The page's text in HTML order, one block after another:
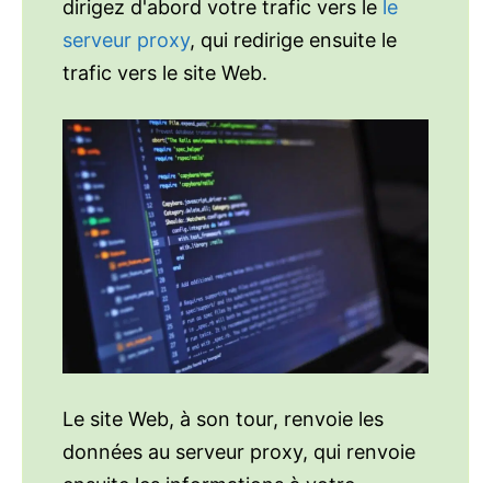
dirigez d'abord votre trafic vers le le
serveur proxy, qui redirige ensuite le
trafic vers le site Web.
Le site Web, à son tour, renvoie les
données au serveur proxy, qui renvoie